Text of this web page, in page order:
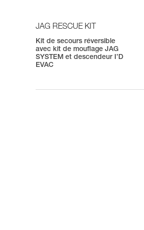
JAG RESCUE KIT
Kit de secours réversible
avec kit de mouflage JAG
SYSTEM et descendeur I’D
EVAC